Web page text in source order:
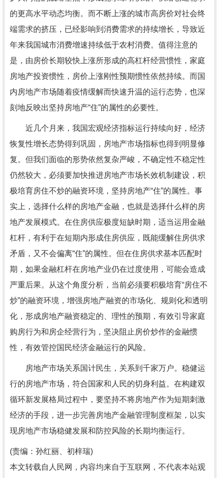
的更高水平动态均衡。而不断上涨的城市高房价对社会终
端需求的挤压，已经影响到消费需求的持续增长，导致近
年来我国城市消费增速持续低于农村消费。值得注意的
是，由房价长期较快上涨所形成的高杠杆经营惯性，家庭
房地产投资惯性，房价上涨刚性预期惯性依然持续。而国
内房地产市场随着疫情缓解而快速升温的运行态势，也深
刻地反映出坚持房地产“住”的属性的必要性。
近几个月来，我国宏观经济指标运行持续向好，经济
恢复性增长态势得到巩固，房地产市场指标也得到明显修
复。但我们面临的形势依然复杂严峻，不确定性不稳定性
仍然较大，必须要加快推进房地产市场长效机制建设，积
极培育房住不炒的融资环境，坚持房地产“住”的属性。事
实上，选择什么样的房地产金融，也就是选择什么样的房
地产发展模式。在住房供应极度短缺时期，适当运用金融
杠杆，有利于在短期内形成住房供应，既能缓解住房供求
矛盾，又不会偏离“住”的属性。但在住房供求基本匹配时
期，如果金融杠杆在房地产业仍在过度使用，可能会造成
严重后果。从这个角度分析，当前必须要积极培育“房住不
炒”的融资环境，增强房地产融资的市场化、规则化和透明
化，形成房地产融资稳定的、理性的预期，有效引导家庭
购房行为和房企经营行为，坚决阻止房价炒作的金融惯
性，有效管控国民经济金融运行的风险。
房地产市场关系国计民生，关系到千家万户。稳健运
行的房地产市场，符合国家和人民的切身利益。在构建双
循环新发展格局过程中，要坚持不将房地产作为短期刺激
经济的手段，进一步完善房地产金融管理制度框架，以实
现房地产市场稳健发展和防控风险的长期均衡运行。
(责编：孙红丽、初梓瑞)
本文转载自人民网，内容均来自于互联网，不代表本站观